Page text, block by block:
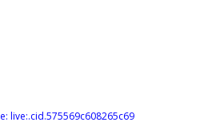
live:.cid.575569c608265c69